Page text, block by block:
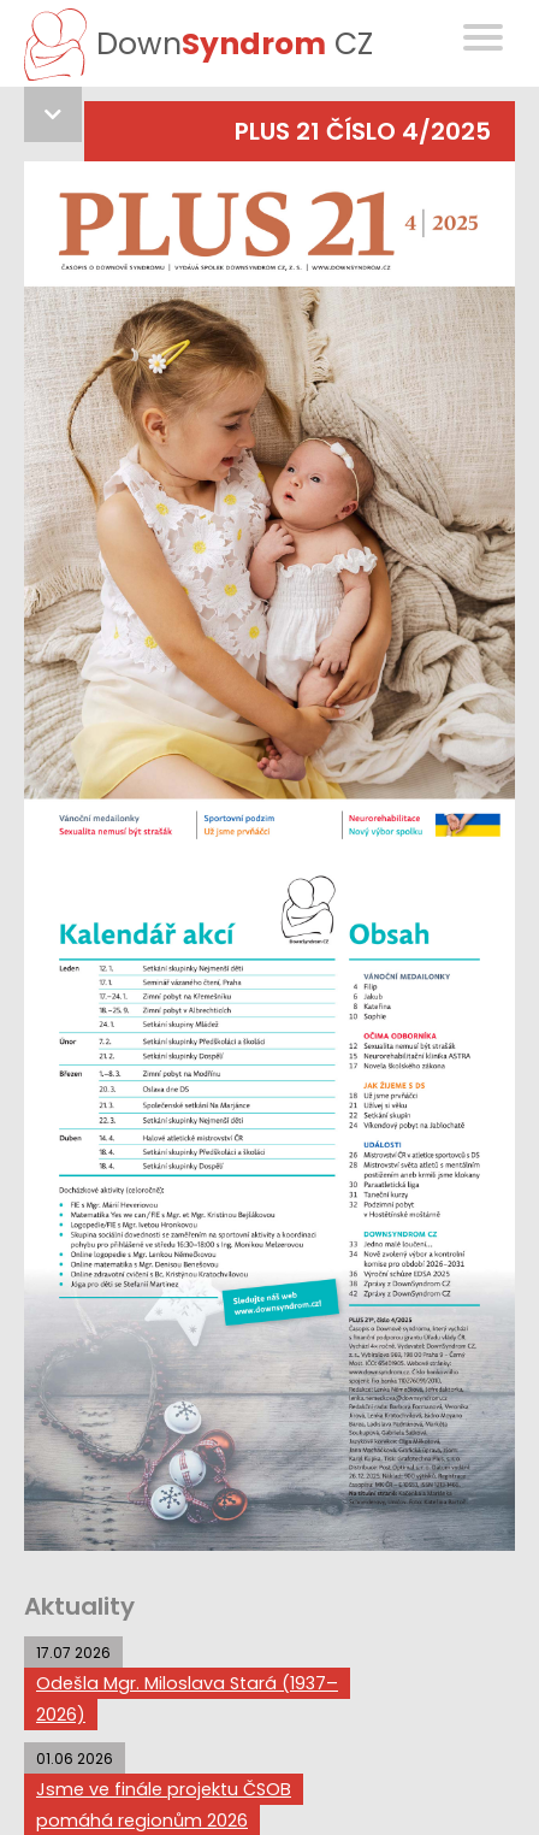
DownSyndrom CZ
PLUS 21 ČÍSLO 4/2025
Aktuality
17.07 2026
Odešla Mgr. Miloslava Stará (1937–
2026)
01.06 2026
Jsme ve finále projektu ČSOB
pomáhá regionům 2026